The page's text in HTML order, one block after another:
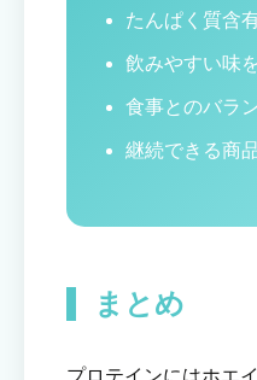
たんぱく質含
飲みやすい味
食事とのバラ
継続できる商
まとめ